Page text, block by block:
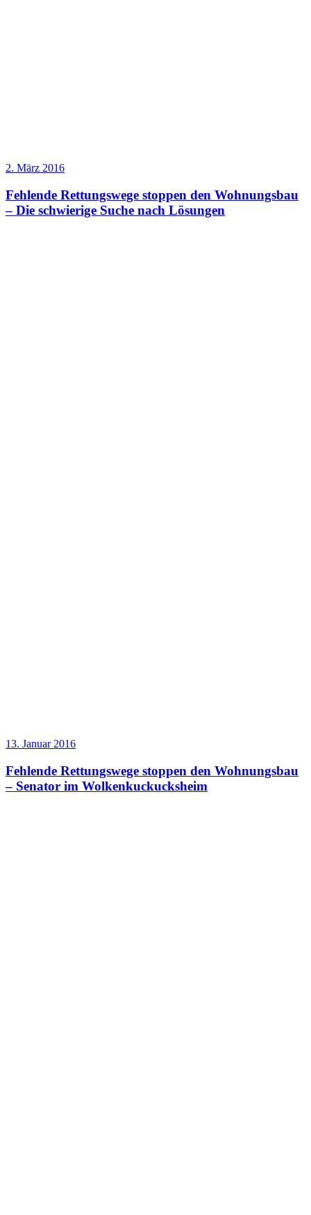
2. März 2016
Fehlende Rettungswege stoppen den Wohnungsbau
– Die schwierige Suche nach Lösungen
13. Januar 2016
Fehlende Rettungswege stoppen den Wohnungsbau
– Senator im Wolkenkuckucksheim